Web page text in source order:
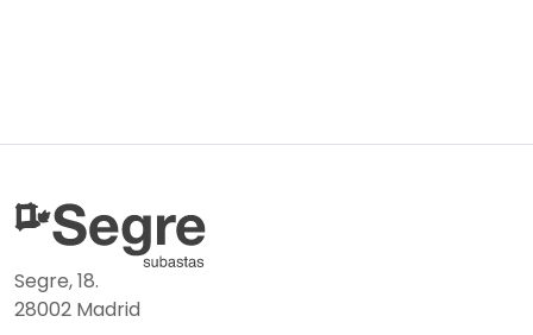
Segre, 18.
28002 Madrid